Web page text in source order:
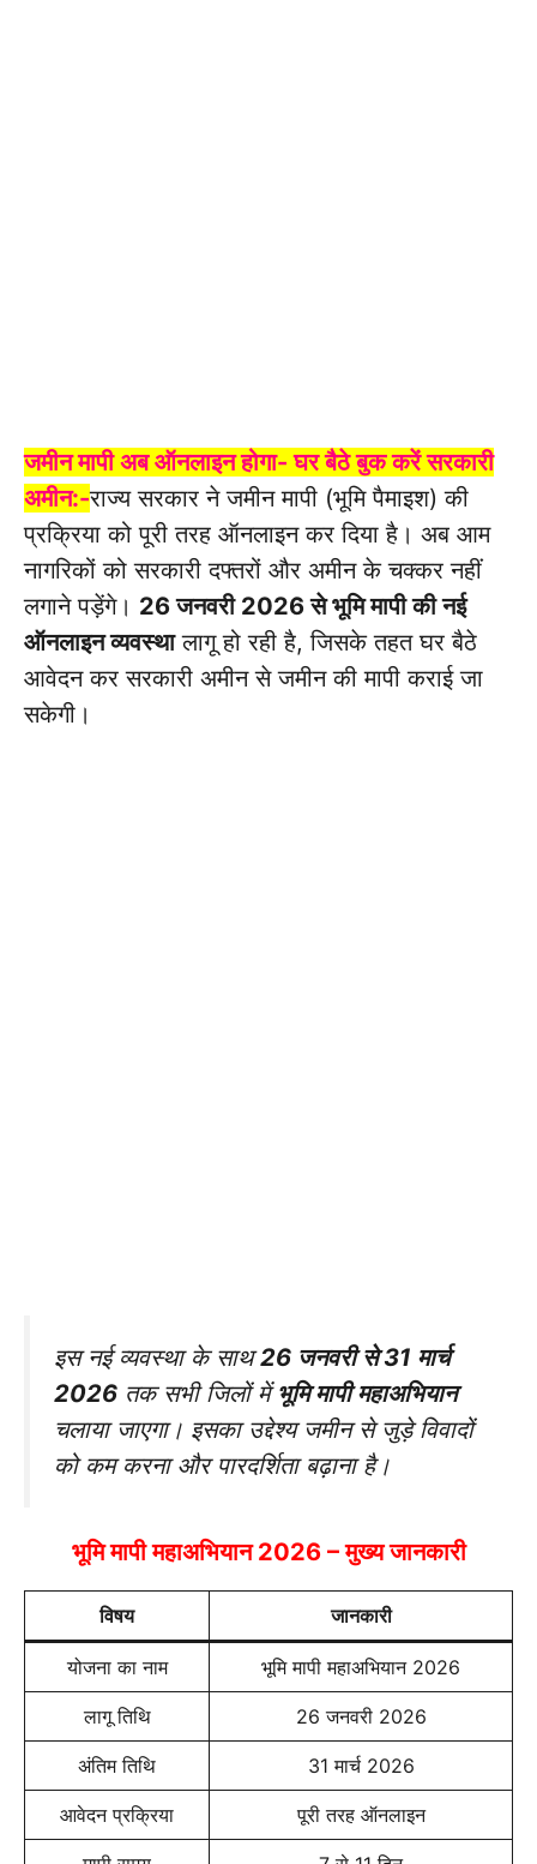
जमीन मापी अब ऑनलाइन होगा- घर बैठे बुक करें सरकारी
अमीन:-राज्य सरकार ने जमीन मापी (भूमि पैमाइश) की
प्रक्रिया को पूरी तरह ऑनलाइन कर दिया है। अब आम
नागरिकों को सरकारी दफ्तरों और अमीन के चक्कर नहीं
लगाने पड़ेंगे। 26 जनवरी 2026 से भूमि मापी की नई
ऑनलाइन व्यवस्थालागू हो रही है, जिसके तहत घर बैठे
आवेदन कर सरकारी अमीन से जमीन की मापी कराई जा
सकेगी।
इस नई व्यवस्था के साथ26 जनवरी से 31 मार्च
2026 तक सभी जिलों मेंभूमि मापी महाअभियान
चलाया जाएगा। इसका उद्देश्य जमीन से जुड़े विवादों
को कम करना और पारदर्शिता बढ़ाना है।
भूमि मापी महाअभियान 2026 – मुख्य जानकारी
विषय जानकारी
योजना का नाम भूमि मापी महाअभियान 2026
लागू तिथि 26 जनवरी 2026
अंतिम तिथि 31 मार्च 2026
आवेदन प्रक्रिया पूरी तरह ऑनलाइन